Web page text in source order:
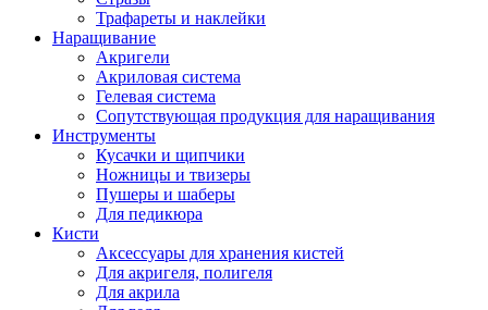
Трафареты и наклейки
Наращивание
Акригели
Акриловая система
Гелевая система
Сопутствующая продукция для наращивания
Инструменты
Кусачки и щипчики
Ножницы и твизеры
Пушеры и шаберы
Для педикюра
Кисти
Аксессуары для хранения кистей
Для акригеля, полигеля
Для акрила